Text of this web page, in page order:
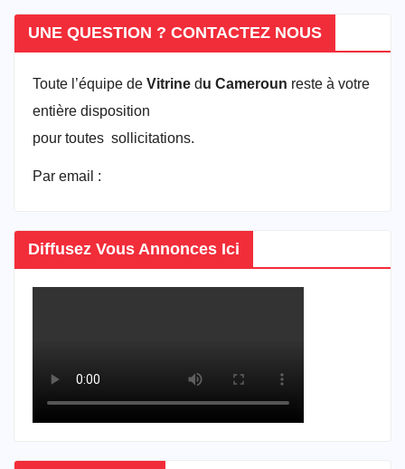
UNE QUESTION ? CONTACTEZ NOUS
Toute l’équipe de Vitrine du Cameroun reste à votre
entière disposition
pour toutes sollicitations.
Par email :
Diffusez Vous Annonces Ici